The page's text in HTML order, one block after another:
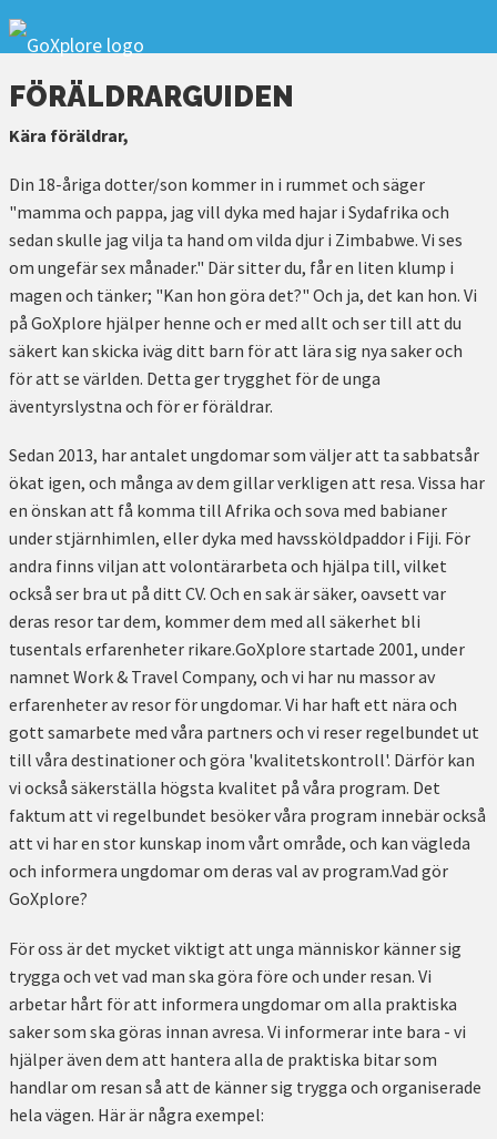
FÖRÄLDRARGUIDEN
Kära föräldrar,
Din 18-åriga dotter/son kommer in i rummet och säger
"mamma och pappa, jag vill dyka med hajar i Sydafrika och
sedan skulle jag vilja ta hand om vilda djur i Zimbabwe. Vi ses
om ungefär sex månader." Där sitter du, får en liten klump i
magen och tänker; "Kan hon göra det?" Och ja, det kan hon. Vi
på GoXplore hjälper henne och er med allt och ser till att du
säkert kan skicka iväg ditt barn för att lära sig nya saker och
för att se världen. Detta ger trygghet för de unga
äventyrslystna och för er föräldrar.
Sedan 2013, har antalet ungdomar som väljer att ta sabbatsår
ökat igen, och många av dem gillar verkligen att resa. Vissa har
en önskan att få komma till Afrika och sova med babianer
under stjärnhimlen, eller dyka med havssköldpaddor i Fiji. För
andra finns viljan att volontärarbeta och hjälpa till, vilket
också ser bra ut på ditt CV. Och en sak är säker, oavsett var
deras resor tar dem, kommer dem med all säkerhet bli
tusentals erfarenheter rikare.GoXplore startade 2001, under
namnet Work & Travel Company, och vi har nu massor av
erfarenheter av resor för ungdomar. Vi har haft ett nära och
gott samarbete med våra partners och vi reser regelbundet ut
till våra destinationer och göra 'kvalitetskontroll'. Därför kan
vi också säkerställa högsta kvalitet på våra program. Det
faktum att vi regelbundet besöker våra program innebär också
att vi har en stor kunskap inom vårt område, och kan vägleda
och informera ungdomar om deras val av program.Vad gör
GoXplore?
För oss är det mycket viktigt att unga människor känner sig
trygga och vet vad man ska göra före och under resan. Vi
arbetar hårt för att informera ungdomar om alla praktiska
saker som ska göras innan avresa. Vi informerar inte bara - vi
hjälper även dem att hantera alla de praktiska bitar som
handlar om resan så att de känner sig trygga och organiserade
hela vägen. Här är några exempel: